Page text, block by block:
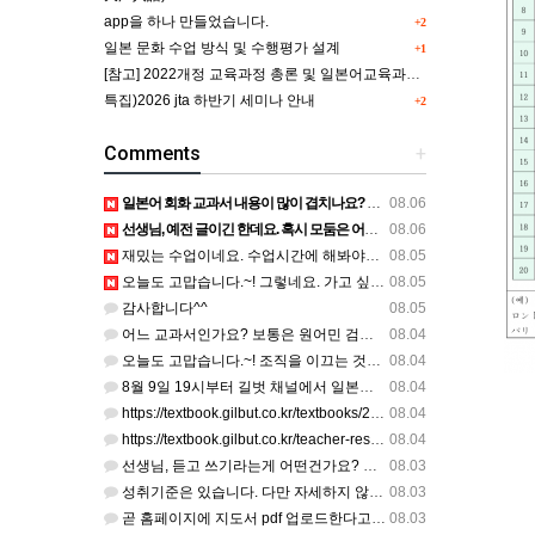
+2
app을 하나 만들었습니다.
+1
일본 문화 수업 방식 및 수행평가 설계
[참고] 2022개정 교육과정 총론 및 일본어교육과정의 핵심역량 인포그래픽 이미지 자료 사례(AI활용)
+2
특집)2026 jta 하반기 세미나 안내
+
Comments
08.06
일본어 회화 교과서 내용이 많이 겹치나요? 저는 1,2학기 출판사가 달라서인지, 회화 단어와 분량이 더 많다…
08.06
선생님, 예전 글이긴 한데요. 혹시 모둠은 어떤 식으로 구성하셨을까요? 진단평가를 보시고 모둠장(도우미학생)…
08.05
재밌는 수업이네요. 수업시간에 해봐야겠어요 감사합니다
08.05
오늘도 고맙습니다.~! 그렇네요. 가고 싶어도 다른 사람에게 민폐는 안되는 것... 감사해요. ^^
08.05
감사합니다^^
08.04
어느 교과서인가요? 보통은 원어민 검수를 다 할 것 같은데...
08.04
오늘도 고맙습니다.~! 조직을 이끄는 것이 얼마나 어려운 일일까요? 우선 봉사하는 마음이 필요!!! 감사해요…
08.04
8월 9일 19시부터 길벗 채널에서 일본어 회화 관련 연수를 저작 직강으로 한다고 합니다. 많이 도움이 되실…
08.04
https://textbook.gilbut.co.kr/textbooks/2022-high-school-jap…
08.04
https://textbook.gilbut.co.kr/teacher-resources/2022-high-sc…
08.03
선생님, 듣고 쓰기라는게 어떤건가요? 예상문장 20~30개 중 몇개를 틀어주고 들리는대로 쓰는 건가요? 자세…
08.03
성취기준은 있습니다. 다만 자세하지 않아서 교과서 내용에 맞게 좀 더 구체적으로 재구조화를 하신 선생님이 계…
08.03
곧 홈페이지에 지도서 pdf 업로드한다고 합니다. 이번 주나 다음 주에 e-book 기반 전자저작물도 업로드…